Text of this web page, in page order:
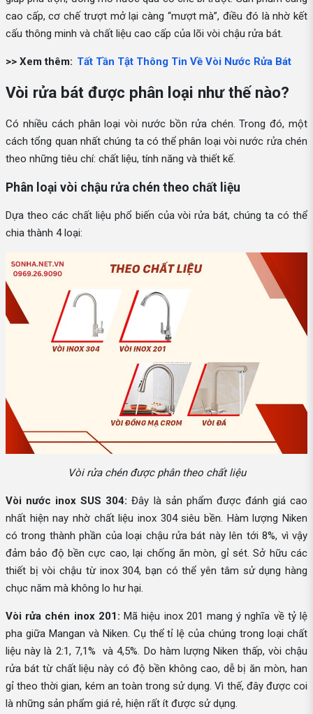
cao cấp, cơ chế trượt mở lại càng “mượt mà”, điều đó là nhờ kết
cấu thông minh và chất liệu cao cấp của lõi vòi chậu rửa bát.
>> Xem thêm: Tất Tần Tật Thông Tin Về Vòi Nước Rửa Bát
Vòi rửa bát được phân loại như thế nào?
Có nhiều cách phân loại vòi nước bồn rửa chén. Trong đó, một
cách tổng quan nhất chúng ta có thể phân loại vòi nước rửa chén
theo những tiêu chí: chất liệu, tính năng và thiết kế.
Phân loại vòi chậu rửa chén theo chất liệu
Dựa theo các chất liệu phổ biến của vòi rửa bát, chúng ta có thể
chia thành 4 loại:
Vòi rửa chén được phân theo chất liệu
Vòi nước inox SUS 304: Đây là sản phẩm được đánh giá cao
nhất hiện nay nhờ chất liệu inox 304 siêu bền. Hàm lượng Niken
có trong thành phần của loại chậu rửa bát này lên tới 8%, vì vậy
đảm bảo độ bền cực cao, lại chống ăn mòn, gỉ sét. Sở hữu các
thiết bị vòi chậu từ inox 304, bạn có thể yên tâm sử dụng hàng
chục năm mà không lo hư hại.
Vòi rửa chén inox 201: Mã hiệu inox 201 mang ý nghĩa về tỷ lệ
pha giữa Mangan và Niken. Cụ thể tỉ lệ của chúng trong loại chất
liệu này là 2:1, 7,1% và 4,5%. Do hàm lượng Niken thấp, vòi chậu
rửa bát từ chất liệu này có độ bền không cao, dễ bị ăn mòn, han
gỉ theo thời gian, kém an toàn trong sử dụng. Vì thế, đây được coi
là những sản phẩm giá rẻ, hiện rất ít được sử dụng.